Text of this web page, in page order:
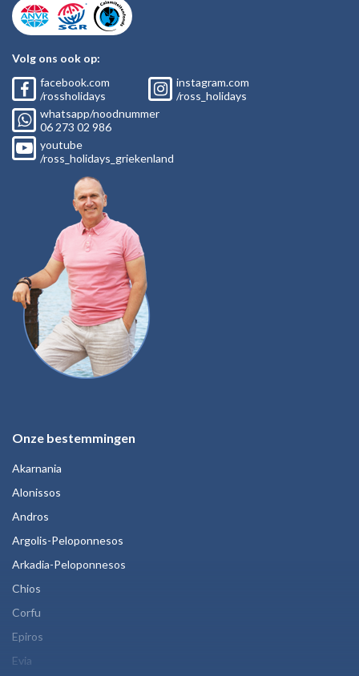
Volg ons ook op:
facebook.com
/rossholidays
instagram.com
/ross_holidays
whatsapp/noodnummer
06 273 02 986
youtube
/ross_holidays_griekenland
Onze bestemmingen
Akarnania
Alonissos
Andros
Argolis-Peloponnesos
Arkadia-Peloponnesos
Chios
Corfu
Epiros
Evia